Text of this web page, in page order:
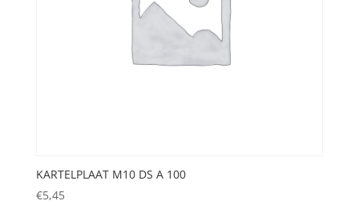
KARTELPLAAT M10 DS A 100
€5,45